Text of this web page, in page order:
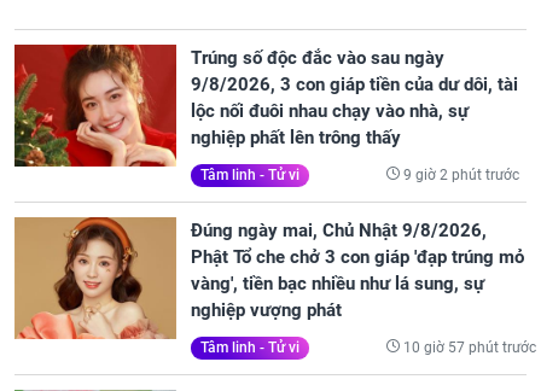
Trúng số độc đắc vào sau ngày
9/8/2026, 3 con giáp tiền của dư dôi, tài
lộc nối đuôi nhau chạy vào nhà, sự
nghiệp phất lên trông thấy
Tâm linh - Tử vi 9 giờ 2 phút trước
Đúng ngày mai, Chủ Nhật 9/8/2026,
Phật Tổ che chở 3 con giáp 'đạp trúng mỏ
vàng', tiền bạc nhiều như lá sung, sự
nghiệp vượng phát
Tâm linh - Tử vi 10 giờ 57 phút trước